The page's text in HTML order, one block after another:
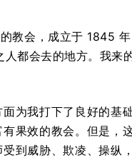
教会，成立于 1845
都会去的地方。我来
为我打下了良好的基
果效的教会。但是，
到威胁、欺凌、操纵